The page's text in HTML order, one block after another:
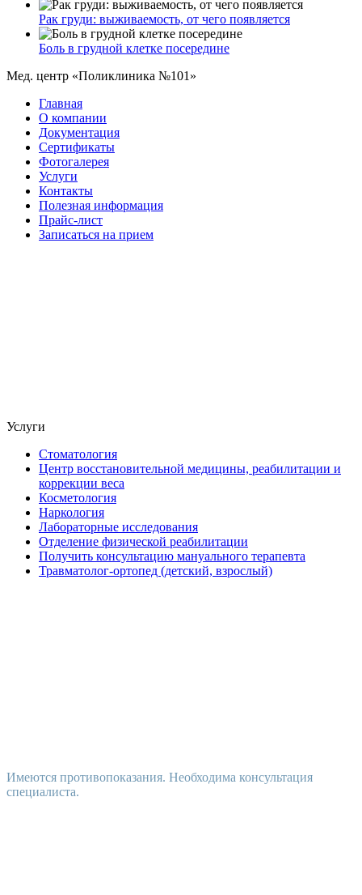
Рак груди: выживаемость, от чего появляется
Боль в грудной клетке посередине
Мед. центр «Поликлиника №101»
Главная
О компании
Документация
Сертификаты
Фотогалерея
Услуги
Контакты
Полезная информация
Прайс-лист
Записаться на прием
Услуги
Стоматология
Центр восстановительной медицины, реабилитации и
коррекции веса
Косметология
Наркология
Лабораторные исследования
Отделение физической реабилитации
Получить консультацию мануального терапевта
Травматолог-ортопед (детский, взрослый)
Имеются противопоказания. Необходима консультация
специалиста.